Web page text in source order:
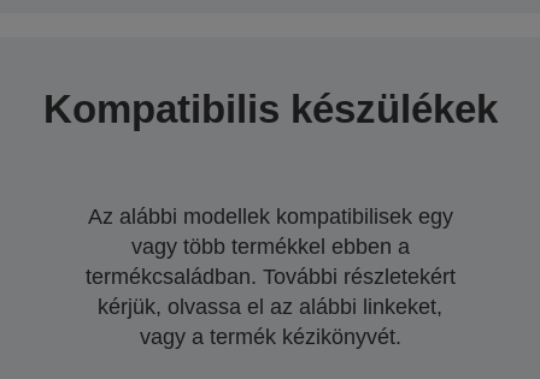
Kompatibilis készülékek
Az alábbi modellek kompatibilisek egy
vagy több termékkel ebben a
termékcsaládban. További részletekért
kérjük, olvassa el az alábbi linkeket,
vagy a termék kézikönyvét.